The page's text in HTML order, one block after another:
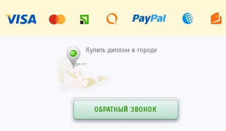
Купить диплом в городе
ОБРАТНЫЙ ЗВОНОК